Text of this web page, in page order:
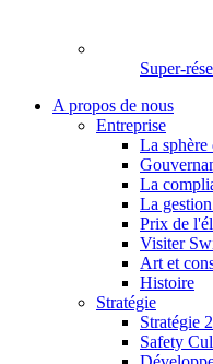
Super-
A propos de nous
Entreprise
La sphère
La
La
Prix de
Visiter
Art et
Histoire
Stratégie
Stratégie
Safety